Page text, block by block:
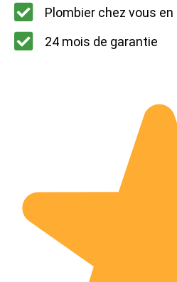
Plombier chez vous
24 mois de garantie